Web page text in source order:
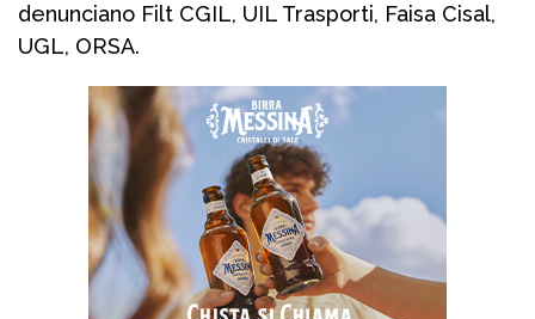
denunciano Filt CGIL, UIL Trasporti, Faisa Cisal,
UGL, ORSA.